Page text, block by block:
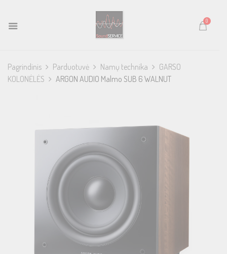
0
Pagrindinis Parduotuvė Namų technika
GARSO
KOLONĖLĖS
ARGON AUDIO Malmo SUB 6 WALNUT